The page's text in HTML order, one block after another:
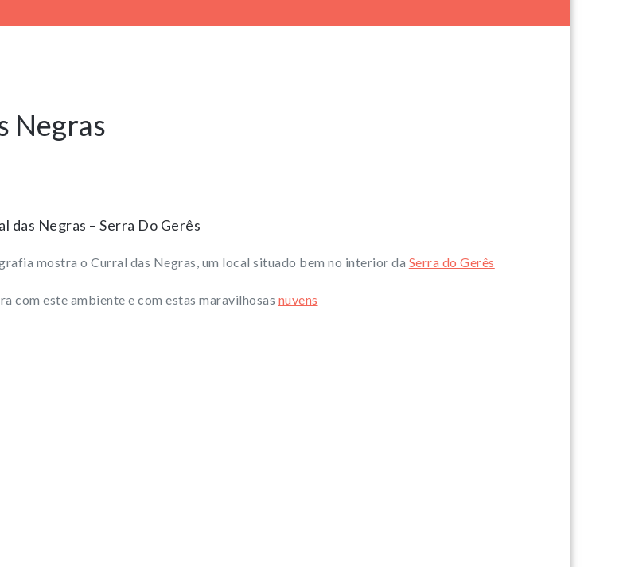
Negras
das Negras – Serra Do Gerês
mostra o Curral das Negras, um local situado bem no interior da Serra do Gerês
com este ambiente e com estas maravilhosas nuvens